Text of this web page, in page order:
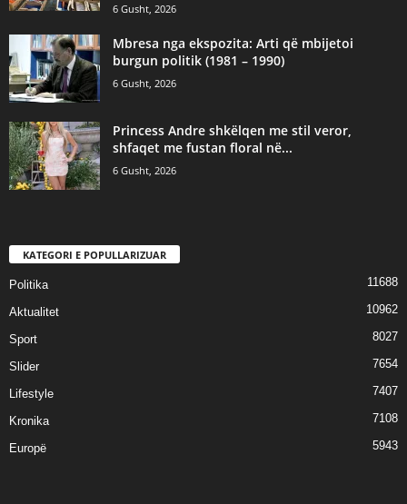
6 Gusht, 2026
Mbresa nga ekspozita: Arti që mbijetoi
burgun politik (1981 – 1990)
6 Gusht, 2026
Princess Andre shkëlqen me stil veror,
shfaqet me fustan floral në...
6 Gusht, 2026
KATEGORI E POPULLARIZUAR
Politika 11688
Aktualitet 10962
Sport 8027
Slider 7654
Lifestyle 7407
Kronika 7108
Europë 5943